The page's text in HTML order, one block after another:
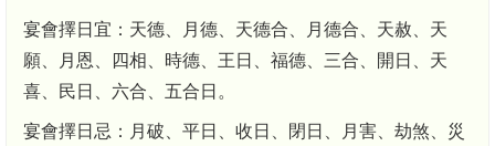
宴會擇日宜：天德、月德、天德合、月德合、天赦、天
願、月恩、四相、時德、王日、福德、三合、開日、天
喜、民日、六合、五合日。
宴會擇日忌：月破、平日、收日、閉日、月害、劫煞、災